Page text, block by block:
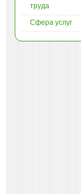
труда
Сфера услуг